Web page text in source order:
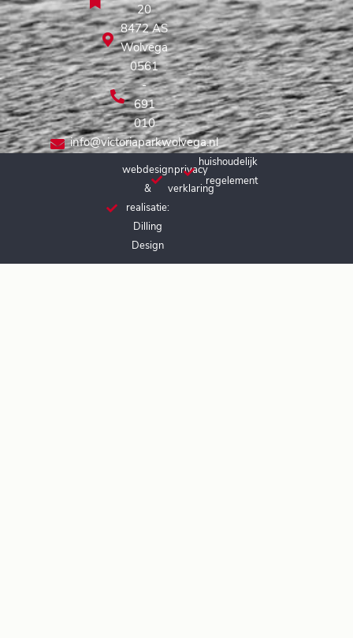
20
8472 AS
Wolvega
0561
-
691
010
info@victoriaparkwolvega.nl
webdesign
&
realisatie:
Dilling
Design
privacy
verklaring
huishoudelijk
regelement